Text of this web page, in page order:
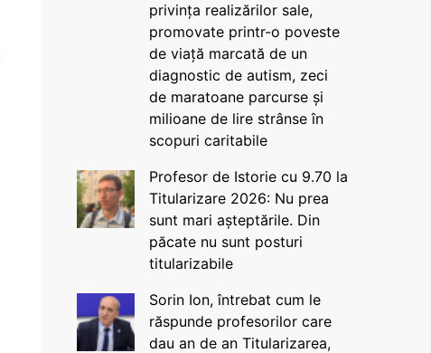
privința realizărilor sale,
promovate printr-o poveste
de viață marcată de un
diagnostic de autism, zeci
de maratoane parcurse și
milioane de lire strânse în
scopuri caritabile
Profesor de Istorie cu 9.70 la
Titularizare 2026: Nu prea
sunt mari așteptările. Din
păcate nu sunt posturi
titularizabile
Sorin Ion, întrebat cum le
răspunde profesorilor care
dau an de an Titularizarea,